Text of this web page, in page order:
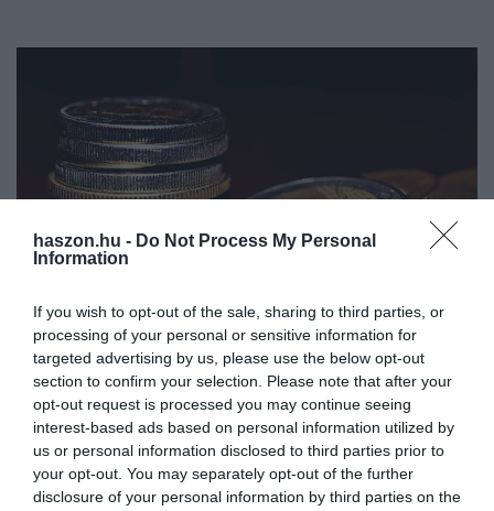
haszon.hu - Do Not Process My Personal
Information
If you wish to opt-out of the sale, sharing to third parties, or
processing of your personal or sensitive information for
targeted advertising by us, please use the below opt-out
section to confirm your selection. Please note that after your
opt-out request is processed you may continue seeing
interest-based ads based on personal information utilized by
us or personal information disclosed to third parties prior to
your opt-out. You may separately opt-out of the further
disclosure of your personal information by third parties on the
MAKROGAZDASÁG
Megvan a brüsszeli alku a Magyarországnak járó
uniós pénzekről
A soros elnöki tisztséget ellátó Csehország négy témát kapcsolt